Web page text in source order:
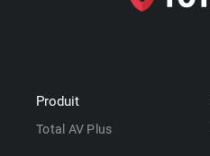
Produit
Total AV Plus